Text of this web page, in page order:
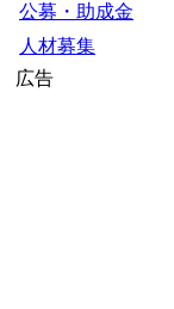
公募・助成金
人材募集
広告